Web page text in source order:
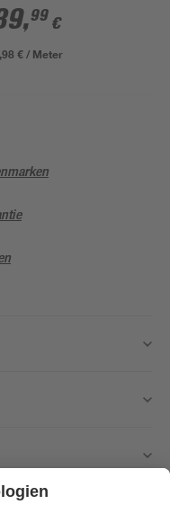
beige 0,53 x
m
,99 €
€ / Meter